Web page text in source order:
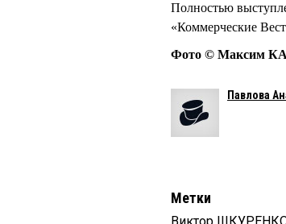
Полностью
«Коммерческие
Фото © Максим
Павлова
Метки